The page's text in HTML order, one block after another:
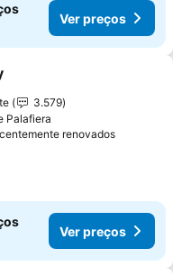
Ver preços
aos favoritos
3.579
Palafiera
renovadosVer
Ver preços